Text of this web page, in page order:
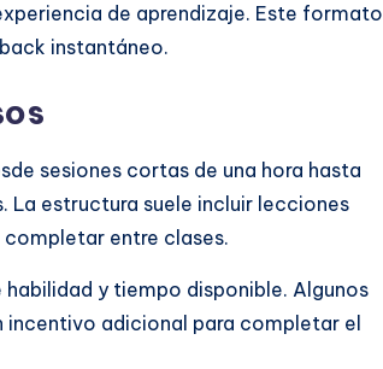
de aprendizaje. Este formato
instantáneo.
sesiones cortas de una hora hasta
La estructura suele incluir lecciones
entre clases.
habilidad y tiempo disponible. Algunos
adicional para completar el